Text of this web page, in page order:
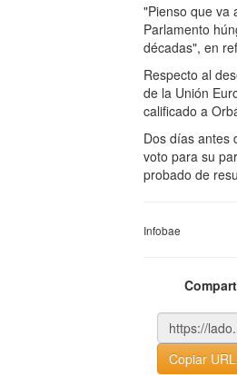
"Pienso que va
Parlamento
décadas", en
Respecto al
de la Unión
calificado a
Dos días antes
voto para su
probado de
Infobae
Copiar URL